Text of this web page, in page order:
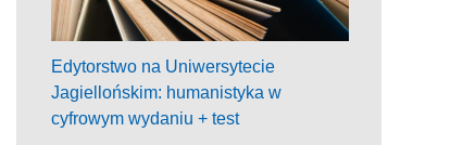
Edytorstwo na Uniwersytecie
Jagiellońskim: humanistyka w
cyfrowym wydaniu + test